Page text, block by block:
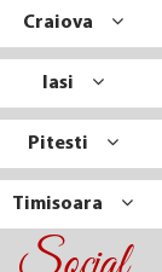
Craiova
Iasi
Pitesti
Timisoara